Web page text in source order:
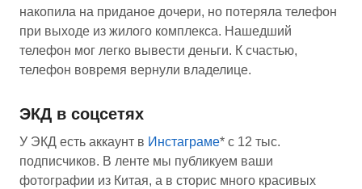
накопила на приданое дочери, но потеряла телефон
при выходе из жилого комплекса. Нашедший
телефон мог легко вывести деньги. К счастью,
телефон вовремя вернули владелице.
ЭКД в соцсетях
У ЭКД есть аккаунт в Инстаграме* с 12 тыс.
подписчиков. В ленте мы публикуем ваши
фотографии из Китая, а в сторис много красивых